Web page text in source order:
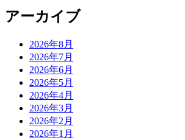
アーカイブ
2026年8月
2026年7月
2026年6月
2026年5月
2026年4月
2026年3月
2026年2月
2026年1月